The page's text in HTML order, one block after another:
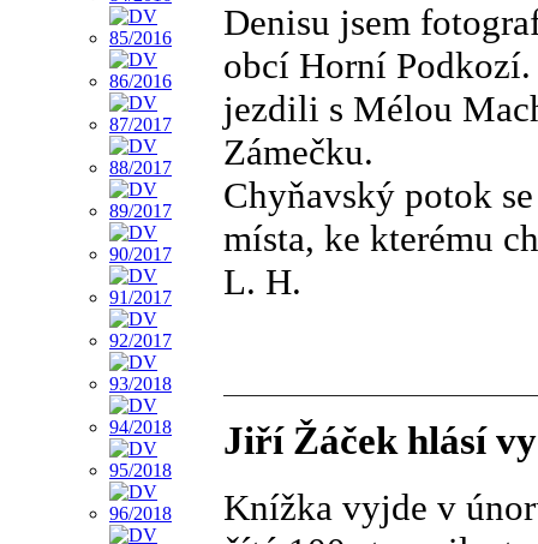
Denisu jsem
obcí Horní Podkozí.
jezdili s Mélou
Zámečku.
Chyňavský potok
místa, ke kterému
L. H.
Jiří Žáček hlásí
Knížka vyjde v